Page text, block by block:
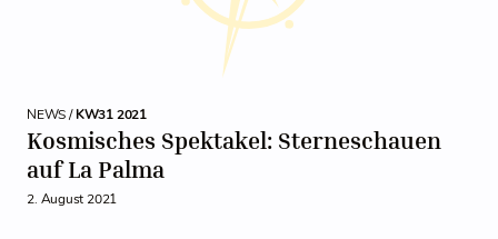
NEWS /KW31 2021
Kosmisches Spektakel: Sterneschauen
auf La Palma
2. August 2021